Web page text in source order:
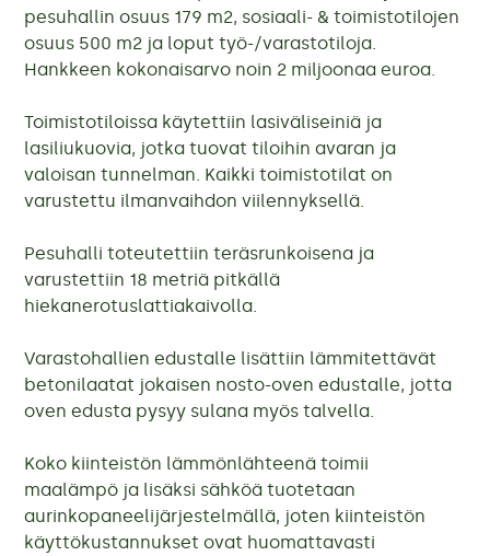
pesuhallin osuus 179 m2, sosiaali- & toimistotilojen
osuus 500 m2 ja loput työ-/varastotiloja.
Hankkeen kokonaisarvo noin 2 miljoonaa euroa.
Toimistotiloissa käytettiin lasiväliseiniä ja
lasiliukuovia, jotka tuovat tiloihin avaran ja
valoisan tunnelman. Kaikki toimistotilat on
varustettu ilmanvaihdon viilennyksellä.
Pesuhalli toteutettiin teräsrunkoisena ja
varustettiin 18 metriä pitkällä
hiekanerotuslattiakaivolla.
Varastohallien edustalle lisättiin lämmitettävät
betonilaatat jokaisen nosto-oven edustalle, jotta
oven edusta pysyy sulana myös talvella.
Koko kiinteistön lämmönlähteenä toimii
maalämpö ja lisäksi sähköä tuotetaan
aurinkopaneelijärjestelmällä, joten kiinteistön
käyttökustannukset ovat huomattavasti